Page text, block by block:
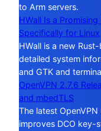
to Arm servers.
HWall Is a
Specifically for Linux
HWall is a new
detailed system
and GTK and
OpenVPN 2.7.6
and mbedTLS
The latest
improves DCO key-